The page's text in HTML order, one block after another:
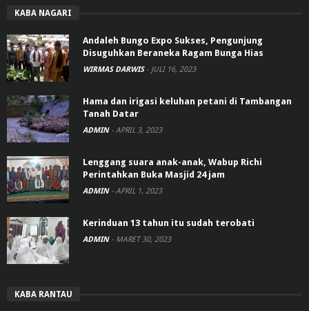
KABA NAGARI
Andaleh Bungo Expo Sukses, Pengunjung
Disuguhkan Beraneka Ragam Bunga Hias
WIRMAS DARWIS - JULI 16, 2023
Hama dan irigasi keluhan petani di Tambangan
Tanah Datar
ADMIN - APRIL 3, 2023
Lenggang suara anak-anak, Wabup Richi
Perintahkan Buka Masjid 24 jam
ADMIN - APRIL 1, 2023
Kerinduan 13 tahun itu sudah terobati
ADMIN - MARET 30, 2023
KABA RANTAU